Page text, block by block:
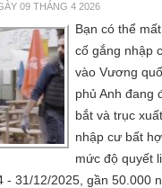
09 THÁNG 4 2026
Bạn có thể
cố gắng nhập
vào Vương
phủ Anh đang
bắt và trục
nhập cư bất
mức độ quyết
- 31/12/2025, gần 50.000